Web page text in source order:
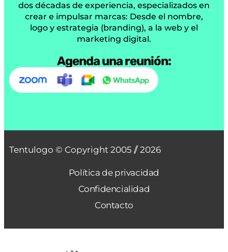
dos décadas de experiencia, especializados en
crear e impulsar marcas: Desde el nombre,
logo y estrategia (branding), a la web y el
marketing digital.
Agenda una reunión:
Tentulogo © Copyright 2005 // 2026
Política de privacidad
Confidencialidad
Contacto